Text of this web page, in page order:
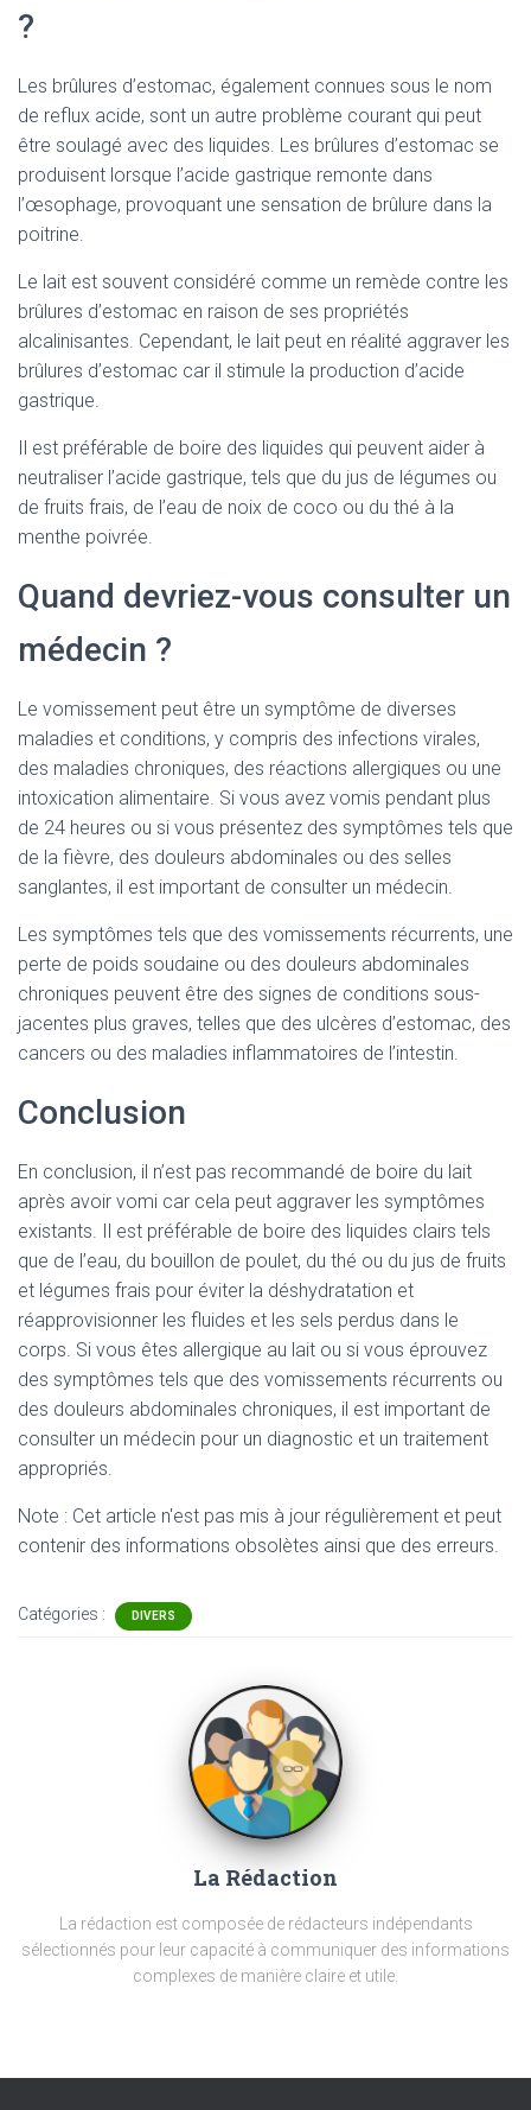
?
Les brûlures d’estomac, également connues sous le nom
de reflux acide, sont un autre problème courant qui peut
être soulagé avec des liquides. Les brûlures d’estomac se
produisent lorsque l’acide gastrique remonte dans
l’œsophage, provoquant une sensation de brûlure dans la
poitrine.
Le lait est souvent considéré comme un remède contre les
brûlures d’estomac en raison de ses propriétés
alcalinisantes. Cependant, le lait peut en réalité aggraver les
brûlures d’estomac car il stimule la production d’acide
gastrique.
Il est préférable de boire des liquides qui peuvent aider à
neutraliser l’acide gastrique, tels que du jus de légumes ou
de fruits frais, de l’eau de noix de coco ou du thé à la
menthe poivrée.
Quand devriez-vous consulter un
médecin ?
Le vomissement peut être un symptôme de diverses
maladies et conditions, y compris des infections virales,
des maladies chroniques, des réactions allergiques ou une
intoxication alimentaire. Si vous avez vomis pendant plus
de 24 heures ou si vous présentez des symptômes tels que
de la fièvre, des douleurs abdominales ou des selles
sanglantes, il est important de consulter un médecin.
Les symptômes tels que des vomissements récurrents, une
perte de poids soudaine ou des douleurs abdominales
chroniques peuvent être des signes de conditions sous-
jacentes plus graves, telles que des ulcères d’estomac, des
cancers ou des maladies inflammatoires de l’intestin.
Conclusion
En conclusion, il n’est pas recommandé de boire du lait
après avoir vomi car cela peut aggraver les symptômes
existants. Il est préférable de boire des liquides clairs tels
que de l’eau, du bouillon de poulet, du thé ou du jus de fruits
et légumes frais pour éviter la déshydratation et
réapprovisionner les fluides et les sels perdus dans le
corps. Si vous êtes allergique au lait ou si vous éprouvez
des symptômes tels que des vomissements récurrents ou
des douleurs abdominales chroniques, il est important de
consulter un médecin pour un diagnostic et un traitement
appropriés.
Note : Cet article n'est pas mis à jour régulièrement et peut
contenir des informations obsolètes ainsi que des erreurs.
Catégories : DIVERS
La Rédaction
La rédaction est composée de rédacteurs indépendants
sélectionnés pour leur capacité à communiquer des informations
complexes de manière claire et utile.